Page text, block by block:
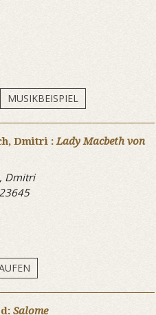
MUSIKBEISPIEL
Dmitri :Lady Macbeth von
Dmitri
Salome